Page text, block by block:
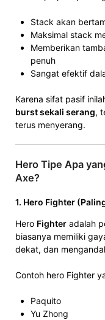
Stack akan
Maksimal stack
Memberikan
penuh
Sangat efektif
Karena sifat pasif
burst sekali serang,
terus menyerang.
Hero Tipe Apa
Axe?
1. Hero Fighter
Hero Fighter adalah
biasanya memiliki
dekat, dan
Contoh hero Fighter
Paquito
Yu Zhong